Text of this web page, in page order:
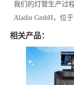
我们的灯管生产过程
Aladin GmbH，位于
相关产品：